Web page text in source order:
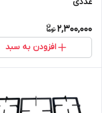
2,300,000
افزودن به سبد